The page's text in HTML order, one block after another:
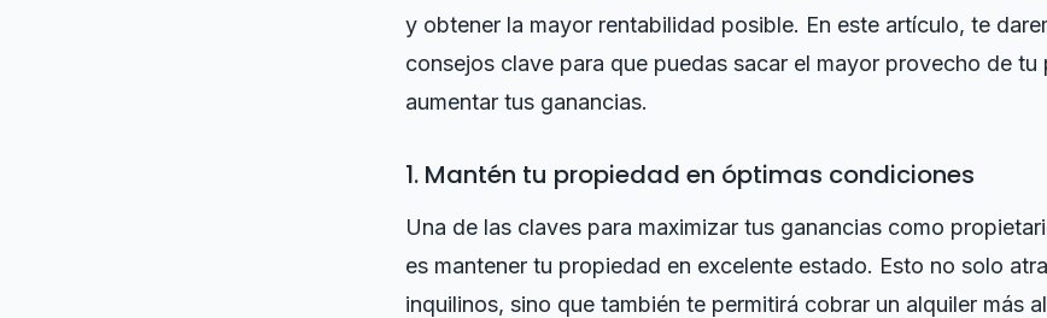
y obtener la mayor rentabilidad posible. En este artículo, te
consejos clave para que puedas sacar el mayor provecho de tu
aumentar tus ganancias.
1. Mantén tu propiedad en óptimas condiciones
Una de las claves para maximizar tus ganancias como
es mantener tu propiedad en excelente estado. Esto no solo
inquilinos, sino que también te permitirá cobrar un alquiler más